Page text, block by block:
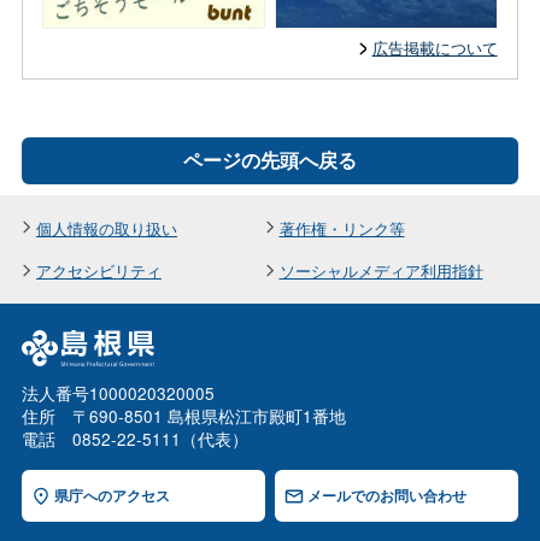
広告掲載について
ページの先頭へ戻る
個人情報の取り扱い
著作権・リンク等
アクセシビリティ
ソーシャルメディア利用指針
法人番号1000020320005
住所 〒690-8501 島根県松江市殿町1番地
電話 0852-22-5111（代表）
県庁へのアクセス メールでのお問い合わせ